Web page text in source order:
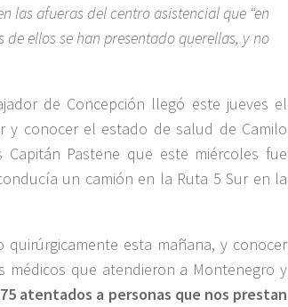
las afueras del centro asistencial que “en
ellos se han presentado querellas, y no
de Concepción llegó este jueves el
y conocer el estado de salud de Camilo
Pastene que este miércoles fue
un camión en la Ruta 5 Sur en la
esta mañana, y conocer
médicos que atendieron a Montenegro y
atentados a personas que nos prestan